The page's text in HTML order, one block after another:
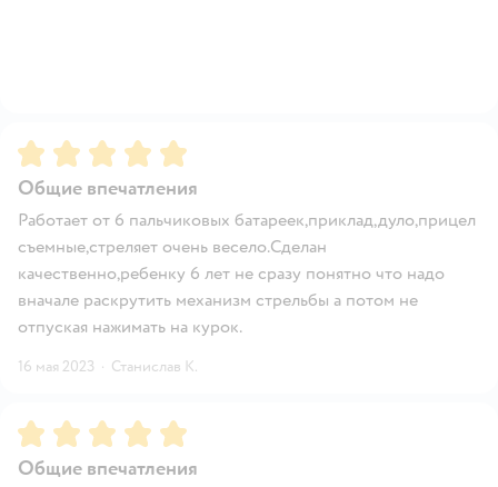
Рейтинг:5
Общие впечатления
Работает от 6 пальчиковых батареек,приклад,дуло,прицел
съемные,стреляет очень весело.Сделан
качественно,ребенку 6 лет не сразу понятно что надо
вначале раскрутить механизм стрельбы а потом не
отпуская нажимать на курок.
16 мая 2023 · Станислав К.
Рейтинг:5
Общие впечатления